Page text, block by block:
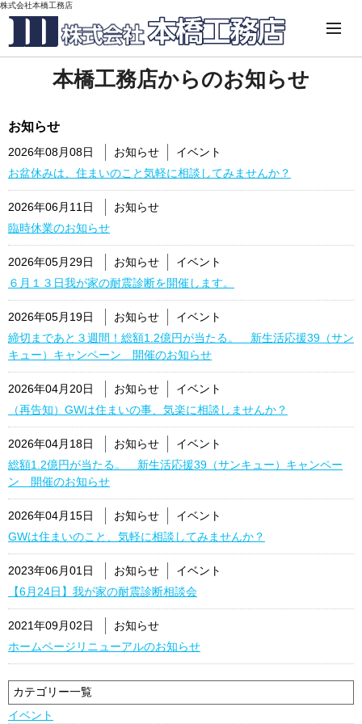
株式会社本橋工務店
本橋工務店からのお知らせ
お知らせ
2026年08月08日 お知らせ
イベント
お盆休みは、住まいのこと気軽に相談してみませんか？
2026年06月11日
お知らせ
臨時休業のお知らせ
2026年05月29日 お知らせ
イベント
６月１３日我が家の耐震診断を開催します。
2026年05月19日 お知らせ
イベント
締切まであと３週間！総額1.2億円が当たる。 新生活応援39（サン
キュー）キャンペーン 開催のお知らせ
2026年04月20日 お知らせ
イベント
（再告知）GWは住まいの事、気楽に相談しませんか？
2026年04月18日 お知らせ
イベント
総額1.2億円が当たる。 新生活応援39（サンキュー）キャンペー
ン 開催のお知らせ
2026年04月15日 お知らせ
イベント
GWは住まいのこと、気軽に相談してみませんか？
2023年06月01日 お知らせ
イベント
【6月24日】我が家の耐震診断相談会
2021年09月02日
お知らせ
ホームページリニューアルのお知らせ
カテゴリー一覧
イベント